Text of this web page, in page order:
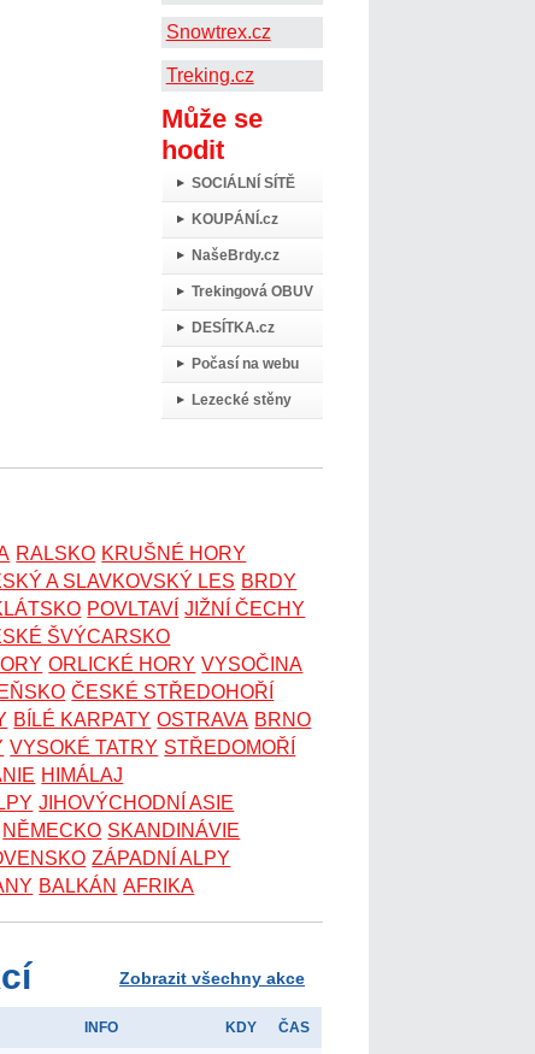
Snowtrex.cz
Treking.cz
Může se
hodit
SOCIÁLNÍ SÍTĚ
KOUPÁNÍ.cz
NašeBrdy.cz
Trekingová OBUV
DESÍTKA.cz
Počasí na webu
Lezecké stěny
RALSKO KRUŠNÉ HORY
A SLAVKOVSKÝ LES BRDY
POVLTAVÍ JIŽNÍ ČECHY
ŠVÝCARSKO
ORLICKÉ HORY VYSOČINA
ČESKÉ STŘEDOHOŘÍ
BÍLÉ KARPATY OSTRAVA BRNO
VYSOKÉ TATRY STŘEDOMOŘÍ
HIMÁLAJ
JIHOVÝCHODNÍ ASIE
NĚMECKO SKANDINÁVIE
ZÁPADNÍ ALPY
BALKÁN AFRIKA
Zobrazit všechny akce
INFO KDY ČAS